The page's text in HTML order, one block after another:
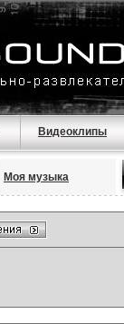
Видеоклипы
Моя музыка